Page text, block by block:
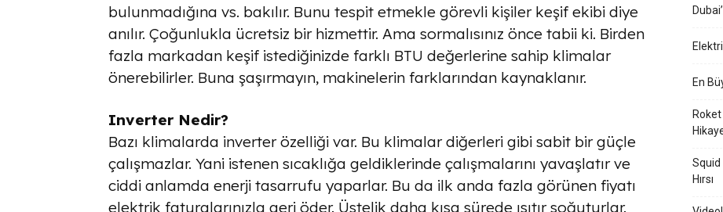
bulunmadığına vs. bakılır. Bunu tespit etmekle görevli kişiler keşif ekibi diye
anılır. Çoğunlukla ücretsiz bir hizmettir. Ama sormalısınız önce tabii ki. Birden
fazla markadan keşif istediğinizde farklı BTU değerlerine sahip klimalar
önerebilirler. Buna şaşırmayın, makinelerin farklarından kaynaklanır.
Inverter Nedir?
Bazı klimalarda inverter özelliği var. Bu klimalar diğerleri gibi sabit bir güçle
çalışmazlar. Yani istenen sıcaklığa geldiklerinde çalışmalarını yavaşlatır ve
ciddi anlamda enerji tasarrufu yaparlar. Bu da ilk anda fazla görünen fiyatı
elektrik faturalarınızla geri öder. Üstelik daha kısa sürede ısıtır soğuturlar.
En
Squid
Hırsı